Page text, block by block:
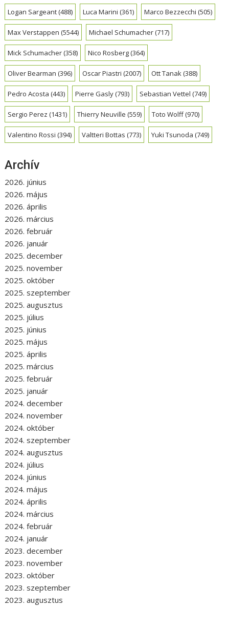
Logan Sargeant(488) Luca Marini (361) Marco Bezzecchi (505)
Max Verstappen (5544) Michael Schumacher(717)
Mick Schumacher(358) Nico Rosberg(364)
Oliver Bearman (396) Oscar Piastri (2007) Ott Tanak(388)
Pedro Acosta (443) Pierre Gasly(793) Sebastian Vettel (749)
Sergio Perez (1431) Thierry Neuville (559) Toto Wolff(970)
Valentino Rossi (394) Valtteri Bottas (773) Yuki Tsunoda (749)
Archív
2026. június
2026. május
2026. április
2026. március
2026. február
2026. január
2025. december
2025. november
2025. október
2025. szeptember
2025. augusztus
2025. július
2025. június
2025. május
2025. április
2025. március
2025. február
2025. január
2024. december
2024. november
2024. október
2024. szeptember
2024. augusztus
2024. július
2024. június
2024. május
2024. április
2024. március
2024. február
2024. január
2023. december
2023. november
2023. október
2023. szeptember
2023. augusztus